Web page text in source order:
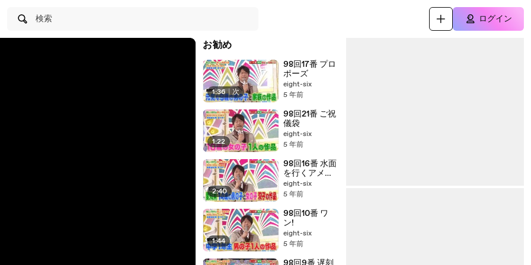
検索 ログイン
お勧め
1:36 | 次
98回17番 プロ
ポーズ
eight-six
5 年前
1:22
98回21番 ご祝
儀袋
eight-six
5 年前
2:40
98回16番 水面
を行くアメン
ボ
eight-six
5 年前
1:44
98回10番 ワ
ン!
eight-six
5 年前